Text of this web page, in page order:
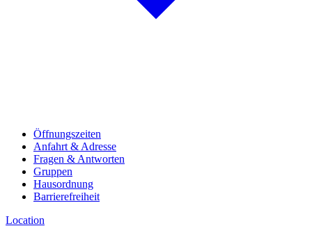
Öffnungszeiten
Anfahrt & Adresse
Fragen & Antworten
Gruppen
Hausordnung
Barrierefreiheit
Location